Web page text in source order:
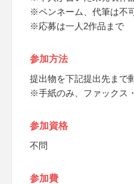
※ペンネーム、代筆は不
※応募は一人2作品まで
参加方法
提出物を下記提出先まで
※手紙のみ、ファックス
参加資格
不問
参加費